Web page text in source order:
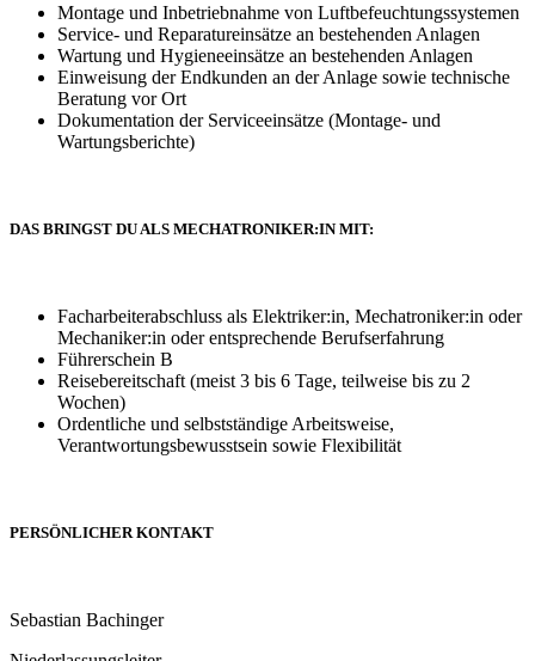
Montage und Inbetriebnahme von Luftbefeuchtungssystemen
Service- und Reparatureinsätze an bestehenden Anlagen
Wartung und Hygieneeinsätze an bestehenden Anlagen
Einweisung der Endkunden an der Anlage sowie technische
Beratung vor Ort
Dokumentation der Serviceeinsätze (Montage- und
Wartungsberichte)
DAS BRINGST DU ALS MECHATRONIKER:IN MIT:
Facharbeiterabschluss als Elektriker:in, Mechatroniker:in oder
Mechaniker:in oder entsprechende Berufserfahrung
Führerschein B
Reisebereitschaft (meist 3 bis 6 Tage, teilweise bis zu 2
Wochen)
Ordentliche und selbstständige Arbeitsweise,
Verantwortungsbewusstsein sowie Flexibilität
PERSÖNLICHER KONTAKT
Sebastian Bachinger